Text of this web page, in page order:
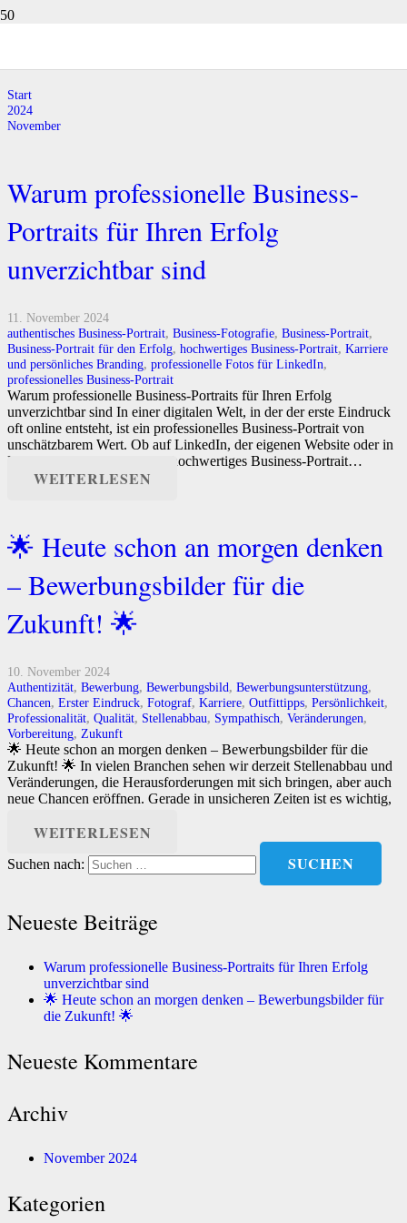
Start
2024
November
Warum professionelle Business-
Portraits für Ihren Erfolg
unverzichtbar sind
11. November 2024
authentisches Business-Portrait, Business-Fotografie, Business-Portrait,
Business-Portrait für den Erfolg, hochwertiges Business-Portrait, Karriere
und persönliches Branding, professionelle Fotos für LinkedIn,
professionelles Business-Portrait
Warum professionelle Business-Portraits für Ihren Erfolg
unverzichtbar sind In einer digitalen Welt, in der der erste Eindruck
oft online entsteht, ist ein professionelles Business-Portrait von
unschätzbarem Wert. Ob auf LinkedIn, der eigenen Website oder in
Marketing-Materialien – ein hochwertiges Business-Portrait…
WEITERLESEN
🌟 Heute schon an morgen denken
– Bewerbungsbilder für die
Zukunft! 🌟
10. November 2024
Authentizität, Bewerbung, Bewerbungsbild, Bewerbungsunterstützung,
Chancen, Erster Eindruck, Fotograf, Karriere, Outfittipps, Persönlichkeit,
Professionalität, Qualität, Stellenabbau, Sympathisch, Veränderungen,
Vorbereitung, Zukunft
🌟 Heute schon an morgen denken – Bewerbungsbilder für die
Zukunft! 🌟 In vielen Branchen sehen wir derzeit Stellenabbau und
Veränderungen, die Herausforderungen mit sich bringen, aber auch
neue Chancen eröffnen. Gerade in unsicheren Zeiten ist es wichtig,
WEITERLESEN
Suchen nach:
Neueste Beiträge
Warum professionelle Business-Portraits für Ihren Erfolg
unverzichtbar sind
🌟 Heute schon an morgen denken – Bewerbungsbilder für
die Zukunft! 🌟
Neueste Kommentare
Archiv
November 2024
Kategorien